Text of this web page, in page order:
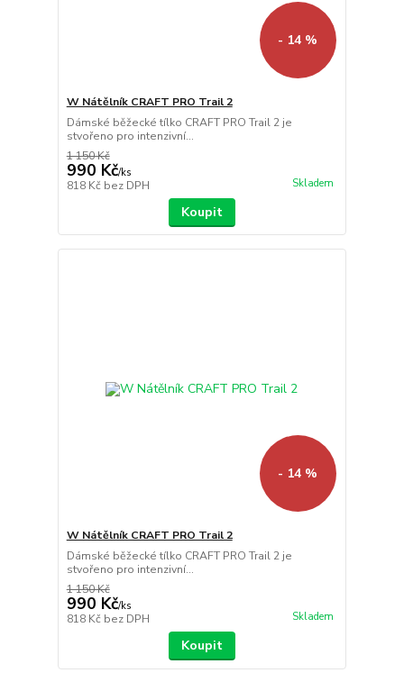
- 14 %
W Nátělník CRAFT PRO Trail 2
Dámské běžecké tílko CRAFT PRO Trail 2 je
stvořeno pro intenzivní...
1 150 Kč
990 Kč/ks
818 Kč bez DPH Skladem
Koupit
- 14 %
W Nátělník CRAFT PRO Trail 2
Dámské běžecké tílko CRAFT PRO Trail 2 je
stvořeno pro intenzivní...
1 150 Kč
990 Kč/ks
818 Kč bez DPH Skladem
Koupit